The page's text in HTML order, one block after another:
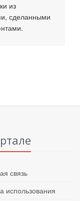
из
сделанными
связь
использования